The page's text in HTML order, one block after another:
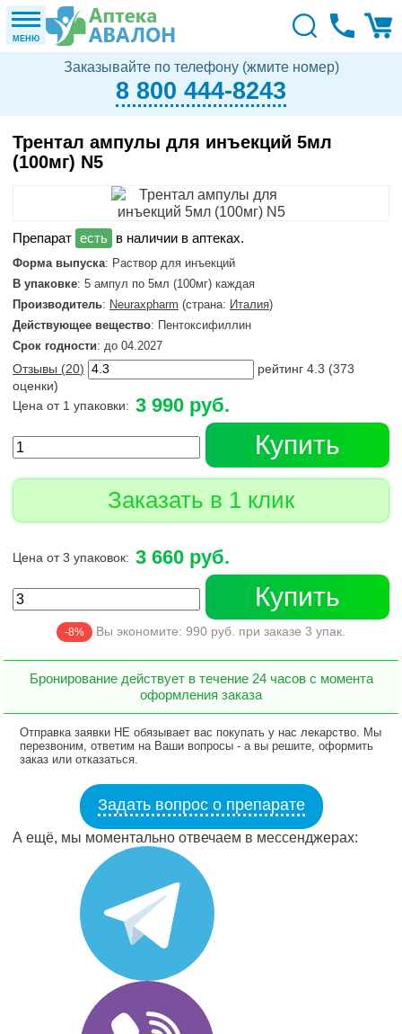
МЕНЮ
Заказывайте по телефону (жмите номер)
8 800 444-8243
Трентал ампулы для инъекций 5мл
(100мг) N5
в наличии в аптеках.
Форма выпуска: Раствор для инъекций
В упаковке: 5 ампул по 5мл (100мг) каждая
Производитель: Neuraxpharm (страна: Италия)
Действующее вещество: Пентоксифиллин
Срок годности: до 04.2027
Отзывы (20) рейтинг 4.3 (373
оценки)
Цена от 1 упаковки: 3 990 руб.
Купить
Заказать в 1 клик
Цена от 3 упаковок: 3 660 руб.
Купить
-8% Вы экономите: 990 руб. при заказе 3 упак.
Бронирование действует в течение 24 часов с момента
оформления заказа
Отправка заявки НЕ обязывает вас покупать у нас лекарство. Мы
перезвоним, ответим на Ваши вопросы - а вы решите, оформить
заказ или отказаться.
Задать вопрос о препарате
А ещё, мы моментально отвечаем в мессенджерах: